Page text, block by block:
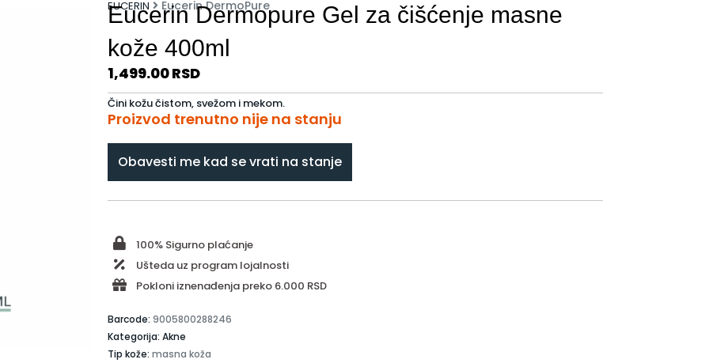
EUCERIN Eucerin DermoPure
Eucerin Dermopure Gel za čišćenje masne
kože 400ml
1,499.00RSD
Čini kožu čistom, svežom i mekom.
Proizvod trenutno nije na stanju
Obavesti me kad se vrati na stanje
100% Sigurno plaćanje
Ušteda uz program lojalnosti
Pokloni iznenađenja preko 6.000 RSD
Barcode:9005800288246
Kategorija: Akne
Tip kože: masna koža